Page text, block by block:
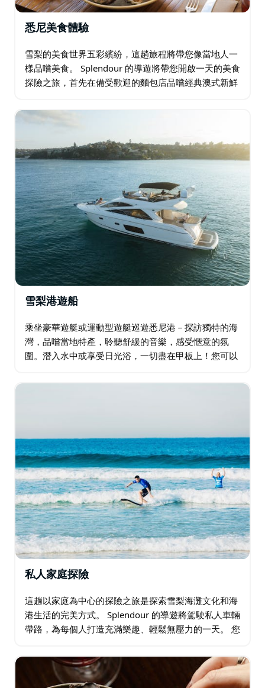
悉尼美食體驗
雪梨的美食世界五彩繽紛，這趟旅程將帶您像當地人一
樣品嚐美食。 Splendour 的導遊將帶您開啟一天的美食
探險之旅，首先在備受歡迎的麵包店品嚐經典澳式新鮮
嚐雪梨岩牡蠣…
雪梨港遊船
乘坐豪華遊艇或運動型遊艇巡遊悉尼港－探訪獨特的海
灣，品嚐當地特產，聆聽舒緩的音樂，感受愜意的氛
圍。潛入水中或享受日光浴，一切盡在甲板上！您可以
您準備的美味佳餚正等著您。如果幸運的話…
私人家庭探險
這趟以家庭為中心的探險之旅是探索雪梨海灘文化和海
港生活的完美方式。 Splendour 的導遊將駕駛私人車輛
帶路，為每個人打造充滿樂趣、輕鬆無壓力的一天。 您
(Bondi Beach)…